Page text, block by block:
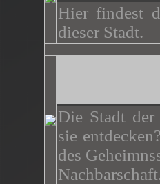
Hier findest
dieser Stadt.
Die Stadt
sie
des